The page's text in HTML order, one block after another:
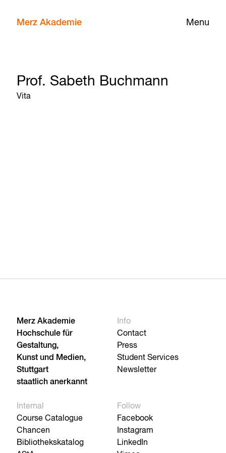
Menu
Merz Akademie
Prof. Sabeth Buchmann
Vita
Merz Akademie
Hochschule für
Gestaltung,
Kunst und Medien,
Stuttgart
staatlich anerkannt
Info
Contact
Press
Student Services
Newsletter
Internal
Course Catalogue
Chancen
Bibliothekskatalog
Follow
Facebook
Instagram
LinkedIn